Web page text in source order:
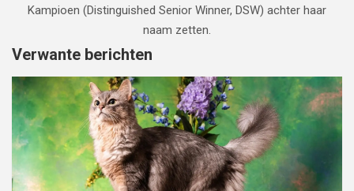
Kampioen (Distinguished Senior Winner, DSW) achter haar
naam zetten.
Verwante berichten